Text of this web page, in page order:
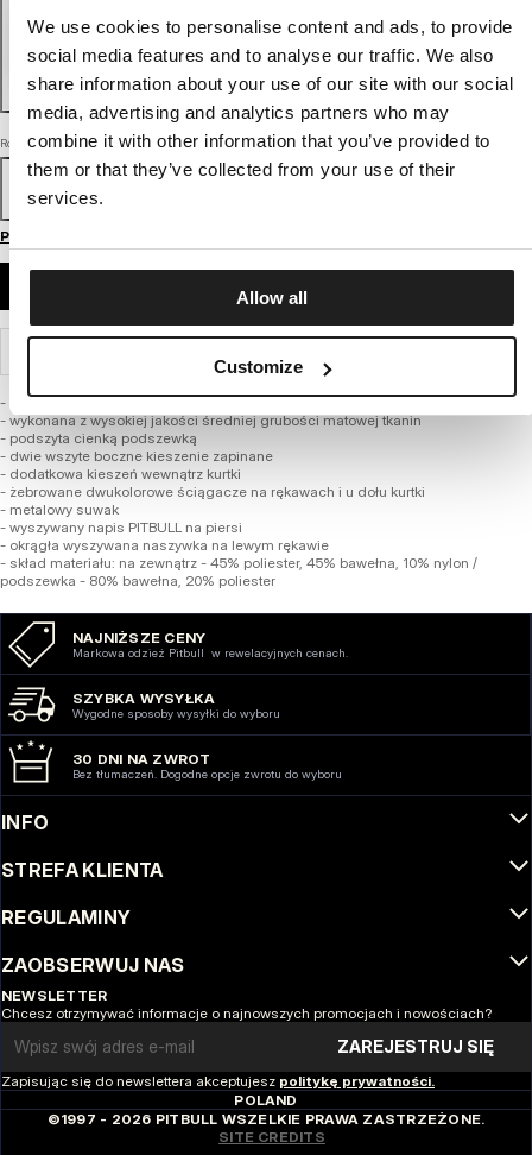
We use cookies to personalise content and ads, to provide
social media features and to analyse our traffic. We also
share information about your use of our site with our social
media, advertising and analytics partners who may
combine it with other information that you’ve provided to
them or that they’ve collected from your use of their
services.
Allow all
Customize
Rozmiar
Przewodnik po rozmiarach
- krótszy fason typu Harrington
- wykonana z wysokiej jakości średniej grubości matowej tkanin
- podszyta cienką podszewką
- dwie wszyte boczne kieszenie zapinane
- dodatkowa kieszeń wewnątrz kurtki
- żebrowane dwukolorowe ściągacze na rękawach i u dołu kurtki
- metalowy suwak
- wyszywany napis PITBULL na piersi
- okrągła wyszywana naszywka na lewym rękawie
- skład materiału: na zewnątrz - 45% poliester, 45% bawełna, 10% nylon /
podszewka - 80% bawełna, 20% poliester
NAJNIŻSZE CENY
Markowa odzież Pitbull w rewelacyjnych cenach.
SZYBKA WYSYŁKA
Wygodne sposoby wysyłki do wyboru
30 DNI NA ZWROT
Bez tłumaczeń. Dogodne opcje zwrotu do wyboru
INFO
STREFA KLIENTA
REGULAMINY
ZAOBSERWUJ NAS
NEWSLETTER
Chcesz otrzymywać informacje o najnowszych promocjach i nowościach?
Email address
ZAREJESTRUJ SIĘ
Zapisując się do newslettera akceptujesz politykę prywatności.
POLAND
©1997 - 2026 PITBULL WSZELKIE PRAWA ZASTRZEŻONE.
SITE CREDITS